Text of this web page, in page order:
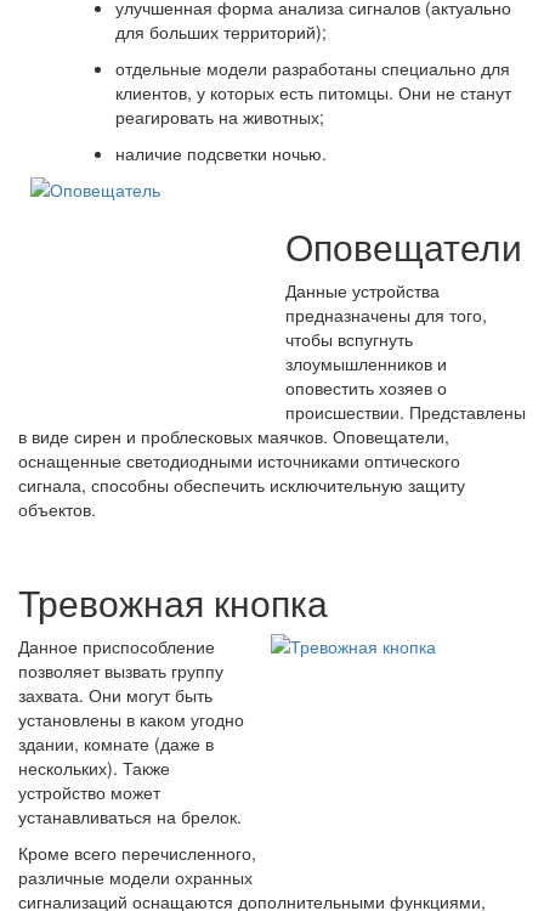
улучшенная форма анализа сигналов (актуально
для больших территорий);
отдельные модели разработаны специально для
клиентов, у которых есть питомцы. Они не станут
реагировать на животных;
наличие подсветки ночью.
Оповещатели
Данные устройства
предназначены для того,
чтобы вспугнуть
злоумышленников и
оповестить хозяев о
происшествии. Представлены
в виде сирен и проблесковых маячков. Оповещатели,
оснащенные светодиодными источниками оптического
сигнала, способны обеспечить исключительную защиту
объектов.
Тревожная кнопка
Данное приспособление
позволяет вызвать группу
захвата. Они могут быть
установлены в каком угодно
здании, комнате (даже в
нескольких). Также
устройство может
устанавливаться на брелок.
Кроме всего перечисленного,
различные модели охранных
сигнализаций оснащаются дополнительными функциями,